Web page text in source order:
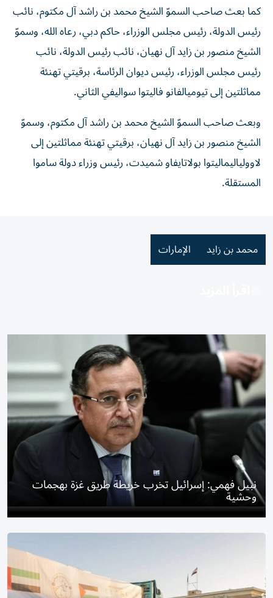
كما بعث صاحب السموّ الشيخ محمد بن راشد آل مكتوم، نائب
رئيس الدولة، رئيس مجلس الوزراء، حاكم دبي، رعاه الله، وسموّ
الشيخ منصور بن زايد آل نهيان، نائب رئيس الدولة، نائب
رئيس مجلس الوزراء، رئيس ديوان الرئاسة، برقيتي تهنئة
مماثلتين إلى تيوميالفانو فاليتوا سواليفي الثاني.
وبعث صاحب السموّ الشيخ محمد بن راشد آل مكتوم، وسموّ
الشيخ منصور بن زايد آل نهيان، برقيتي تهنئة مماثلتين إلى
لاوولياليماليتوا بولاتايفاو شميدت، رئيس وزراء دولة ساموا
المستقلة.
محمد بن زايد الإمارات
نبيل فهمي: إسرائيل تخرب خريطة طريق غزة بهجمات
وحشية